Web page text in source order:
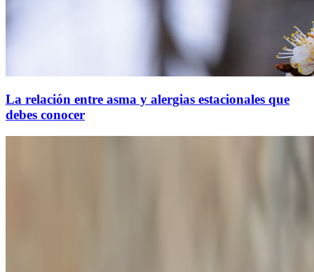
La relación entre asma y alergias estacionales que
debes conocer